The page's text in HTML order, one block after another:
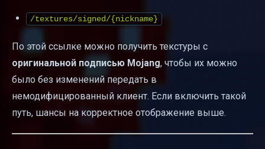
/textures/signed/{nickname}
По этой ссылке можно получить текстуры с
оригинальной подписью Mojang, чтобы их можно
было без изменений передать в
немодифицированный клиент. Если включить такой
путь, шансы на корректное отображение выше.